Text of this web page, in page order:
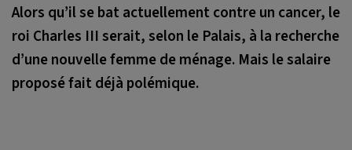
Alors qu’il se bat actuellement contre un cancer, le
roi Charles III serait, selon le Palais, à la recherche
d’une nouvelle femme de ménage. Mais le salaire
proposé fait déjà polémique.